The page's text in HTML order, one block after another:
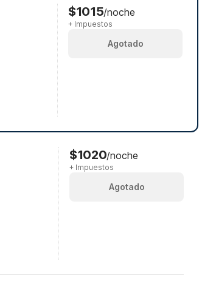
$1015/noche
+ Impuestos
Agotado
$1020/noche
+ Impuestos
Agotado